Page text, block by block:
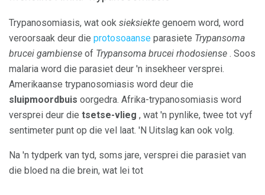
Trypanosomiasis, wat ook sieksiekte genoem word, word
veroorsaak deur die protosoaanse parasiete Trypansoma
brucei gambiense of Trypansoma brucei rhodosiense . Soos
malaria word die parasiet deur 'n insekheer versprei.
Amerikaanse trypanosomiasis word deur die
sluipmoordbuis oorgedra. Afrika-trypanosomiasis word
versprei deur die tsetse-vlieg , wat 'n pynlike, twee tot vyf
sentimeter punt op die vel laat. 'N Uitslag kan ook volg.
Na 'n tydperk van tyd, soms jare, versprei die parasiet van
die bloed na die brein, wat lei tot